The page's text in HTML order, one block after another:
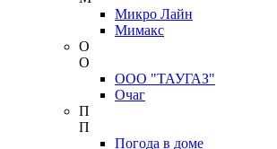
Микро Лайн
Мимакс
О
О
ООО "ТАУГАЗ"
Очаг
П
П
Погода в доме